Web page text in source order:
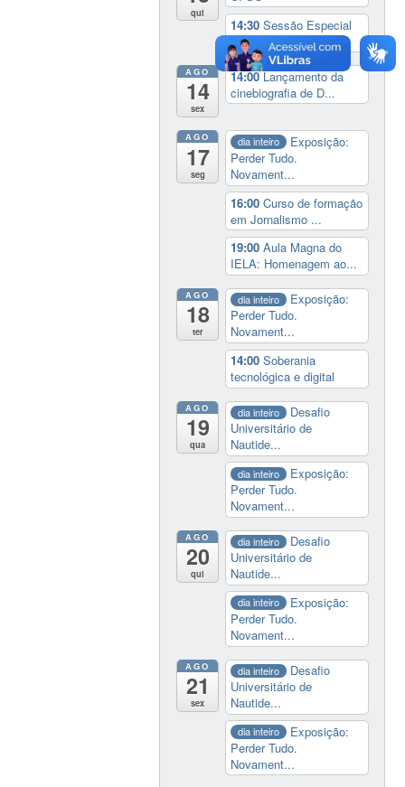
qui
14:30Sessão Especial
do Conselho Esta...
AGO
14
sex
14:00Lançamento da
cinebiografia de D...
AGO
17
seg
dia inteiro
Exposição:
Perder Tudo.
Novament...
16:00Curso de formação
em Jornalismo ...
19:00Aula Magna do
IELA: Homenagem ao...
AGO
18
ter
dia inteiro
Exposição:
Perder Tudo.
Novament...
14:00Soberania
tecnológica e digital
AGO
19
qua
dia inteiro
Desafio
Universitário de
Nautide...
dia inteiro
Exposição:
Perder Tudo.
Novament...
AGO
20
qui
dia inteiro
Desafio
Universitário de
Nautide...
dia inteiro
Exposição:
Perder Tudo.
Novament...
AGO
21
sex
dia inteiro
Desafio
Universitário de
Nautide...
dia inteiro
Exposição:
Perder Tudo.
Novament...